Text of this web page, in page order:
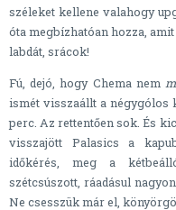
széleket kellene valahogy
óta megbízhatóan hozza,
labdát, srácok!
Fú, dejó, hogy Chema nem
ismét visszaállt a négygólos
perc. Az rettentően sok. És
visszajött Palasics a
időkérés, meg a
szétcsúszott, ráadásul
Ne csesszük már el,